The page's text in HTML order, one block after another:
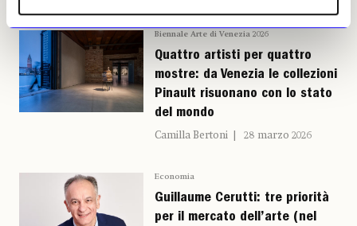
Biennale Arte di Venezia 2026
Quattro artisti per quattro
mostre: da Venezia le collezioni
Pinault risuonano con lo stato
del mondo
Camilla Bertoni 28 marzo 2026
Economia
Guillaume Cerutti: tre priorità
per il mercato dell’arte (nel